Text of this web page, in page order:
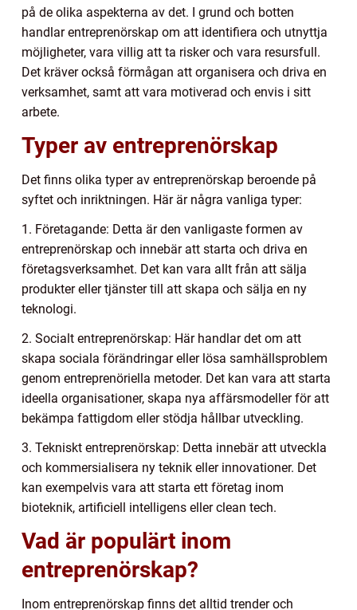
på de olika aspekterna av det. I grund och botten
handlar entreprenörskap om att identifiera och utnyttja
möjligheter, vara villig att ta risker och vara resursfull.
Det kräver också förmågan att organisera och driva en
verksamhet, samt att vara motiverad och envis i sitt
arbete.
Typer av entreprenörskap
Det finns olika typer av entreprenörskap beroende på
syftet och inriktningen. Här är några vanliga typer:
1. Företagande: Detta är den vanligaste formen av
entreprenörskap och innebär att starta och driva en
företagsverksamhet. Det kan vara allt från att sälja
produkter eller tjänster till att skapa och sälja en ny
teknologi.
2. Socialt entreprenörskap: Här handlar det om att
skapa sociala förändringar eller lösa samhällsproblem
genom entreprenöriella metoder. Det kan vara att starta
ideella organisationer, skapa nya affärsmodeller för att
bekämpa fattigdom eller stödja hållbar utveckling.
3. Tekniskt entreprenörskap: Detta innebär att utveckla
och kommersialisera ny teknik eller innovationer. Det
kan exempelvis vara att starta ett företag inom
bioteknik, artificiell intelligens eller clean tech.
Vad är populärt inom
entreprenörskap?
Inom entreprenörskap finns det alltid trender och